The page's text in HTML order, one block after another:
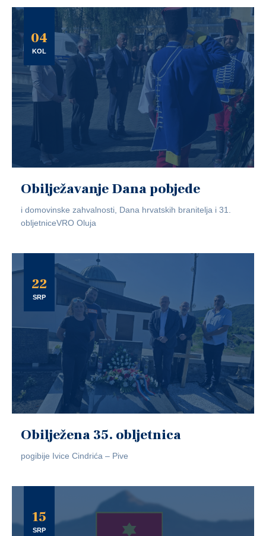
04
KOL
Obilježavanje Dana pobjede
i domovinske zahvalnosti, Dana hrvatskih branitelja i 31.
obljetniceVRO Oluja
22
SRP
Obilježena 35. obljetnica
pogibije Ivice Cindrića – Pive
15
SRP